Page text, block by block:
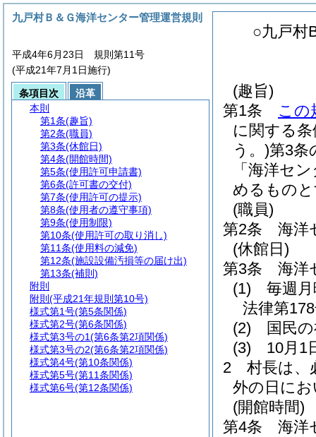
○九戸村
(趣旨)
第1条
この
に関する条
う。)第3条
「海洋セ
めるもの
(職員)
第2条
海洋
(休館日)
第3条
海洋
(1)
毎週
法律第
(2)
国民
(3)
10月1
2
村長は、
外の日に
(開館時間)
第4条
海洋
九戸村Ｂ＆Ｇ海洋センター管理運営規則
平成4年6月23日 規則第11号
(平成21年7月1日施行)
条項目次
沿革
本則
第1条(趣旨)
第2条(職員)
第3条(休館日)
第4条(開館時間)
第5条(使用許可申請書)
第6条(許可書の交付)
第7条(使用許可の提示)
第8条(使用者の遵守事項)
第9条(使用制限)
第10条(使用許可の取り消し)
第11条(使用料の減免)
第12条(施設設備汚損等の届け出)
第13条(補則)
附則
附則 (平成21年規則第10号)
様式第1号(第5条関係)
様式第2号(第6条関係)
様式第3号の1(第6条第2項関係)
様式第3号の2(第6条第2項関係)
様式第4号(第10条関係)
様式第5号(第11条関係)
様式第6号(第12条関係)